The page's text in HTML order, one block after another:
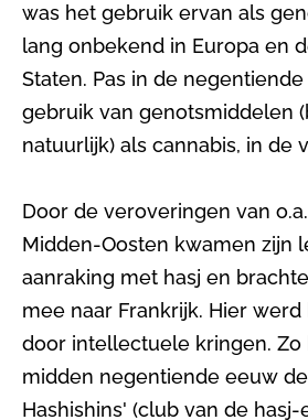
was het gebruik ervan als
lang onbekend in Europa en
Staten. Pas in de
gebruik van genotsmiddelen
natuurlijk) als cannabis, in de
Door de veroveringen van
Midden-Oosten kwamen zijn
aanraking met hasj en
mee naar Frankrijk. Hier
door intellectuele kringen. Zo
midden negentiende eeuw
Hashishins' (club van de